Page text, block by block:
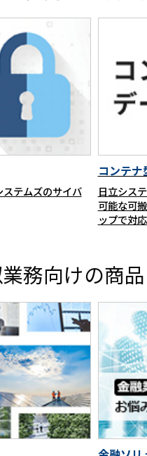
テムズのサイバ
コンテナ
日立シス
可能な可
ップで対
務向けの商